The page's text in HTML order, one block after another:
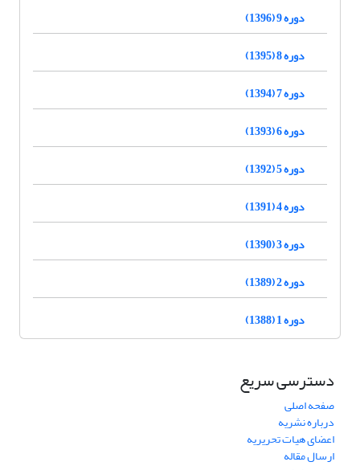
دوره 9 (1396)
دوره 8 (1395)
دوره 7 (1394)
دوره 6 (1393)
دوره 5 (1392)
دوره 4 (1391)
دوره 3 (1390)
دوره 2 (1389)
دوره 1 (1388)
دسترسی سریع
صفحه اصلی
درباره نشریه
اعضای هیات تحریریه
ارسال مقاله